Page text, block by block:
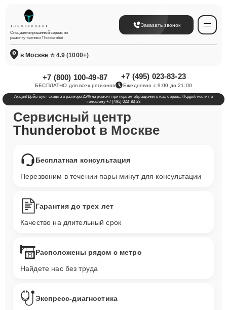
Специализированный сервис по
ремонту техники Thunderobot
Заказать звонок
в Москве ⭐ 4.9 (1000+)
+7 (800) 100-49-87
БЕСПЛАТНО для всех регионов
+7 (495) 023-83-23
Ежедневно с 9:00 до 21:00
Акция! Действует скидка в размере 25% на ремонт при первом обращении в наш сервис. Подробности по
телефону +7 (495) 023-83-23
Сервисный центр
Thunderobotв Москве
Бесплатная консультация
Перезвоним в течении пары минут для консультации
Гарантия до трех лет
Качество на длительный срок
Расположены рядом с метро
Найдете нас без труда
Экспресс-диагностика